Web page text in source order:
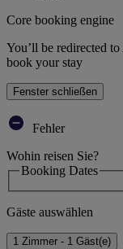
Core booking engine
You’ll be redirected
book your stay
Fenster schließen
Fehler
Wohin reisen Sie?
Booking Dates
Gäste auswählen
1 Zimmer - 1 Gäst(e)